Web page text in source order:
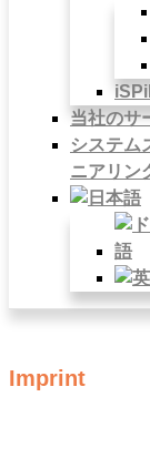
当社のサ
システム
ニアリン
Imprint